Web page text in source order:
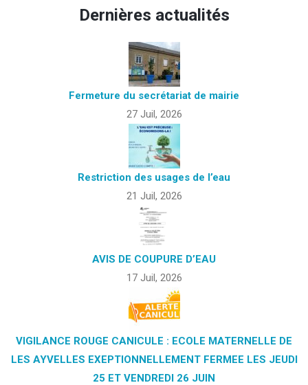
Dernières actualités
Fermeture du secrétariat de mairie
27 Juil, 2026
Restriction des usages de l’eau
21 Juil, 2026
AVIS DE COUPURE D’EAU
17 Juil, 2026
VIGILANCE ROUGE CANICULE : ECOLE MATERNELLE DE
LES AYVELLES EXEPTIONNELLEMENT FERMEE LES JEUDI
25 ET VENDREDI 26 JUIN